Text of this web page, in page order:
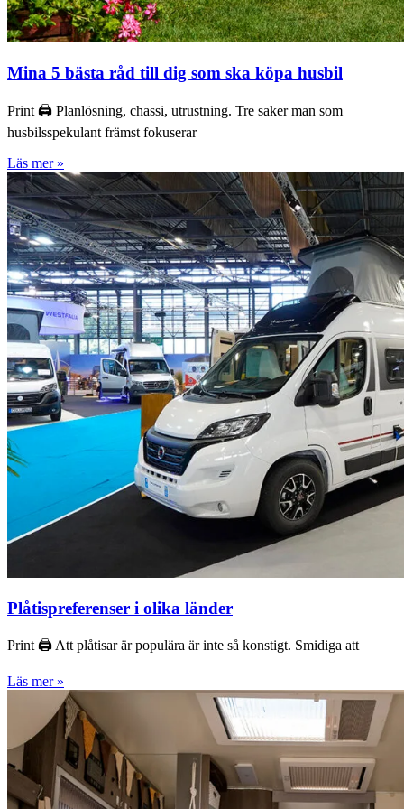
Mina 5 bästa råd till dig som ska köpa husbil
Print 🖨 Planlösning, chassi, utrustning. Tre saker man som
husbilsspekulant främst fokuserar
Läs mer »
Plåtispreferenser i olika länder
Print 🖨 Att plåtisar är populära är inte så konstigt. Smidiga att
Läs mer »